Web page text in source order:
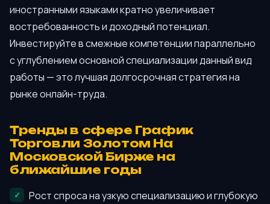
иностранными языками кратно увеличивает
востребованность и доходный потенциал.
Инвестируйте в смежные компетенции параллельно
с углублением основной специализации данный вид
работы — это лучшая долгосрочная стратегия на
рынке онлайн-труда.
Тренды в сфере График
Торговли Золотом На
Московской Бирже на
ближайшие годы
Рост спроса на узкую специализацию и глубокую